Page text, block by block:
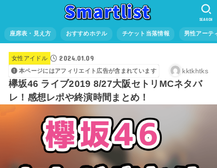
座席表・見え方 おすすめホテル チケット当落情報 男性アーテ
SEARCH
女性アイドル 2024.01.09
本ページにはアフィリエイト広告が含まれています kktkhtks
欅坂46 ライブ2019 8/27大阪セトリMCネタバ
レ！感想レポや終演時間まとめ！